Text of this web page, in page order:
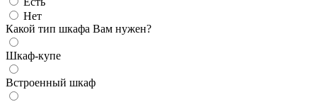
Нет
Какой тип шкафа Вам нужен?
Шкаф-купе
Встроенный шкаф